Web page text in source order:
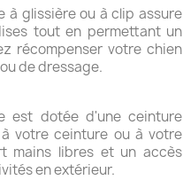
à glissière ou à clip assure
tout en permettant un
récompenser votre chien
de dressage.
est dotée d'une ceinture
votre ceinture ou à votre
mains libres et un accès
en extérieur.